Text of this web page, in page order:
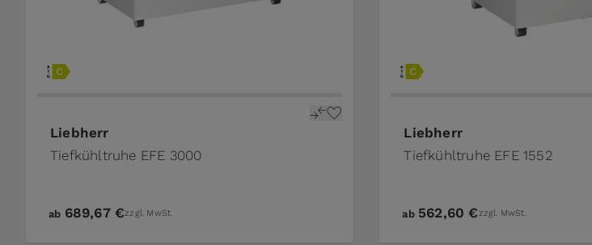
Liebherr
Tiefkühltruhe EFE 3000
ab 689,67 €zzgl. MwSt.
Liebherr
Tiefkühltruhe EFE 1552
ab 562,60 €zzgl. MwSt.